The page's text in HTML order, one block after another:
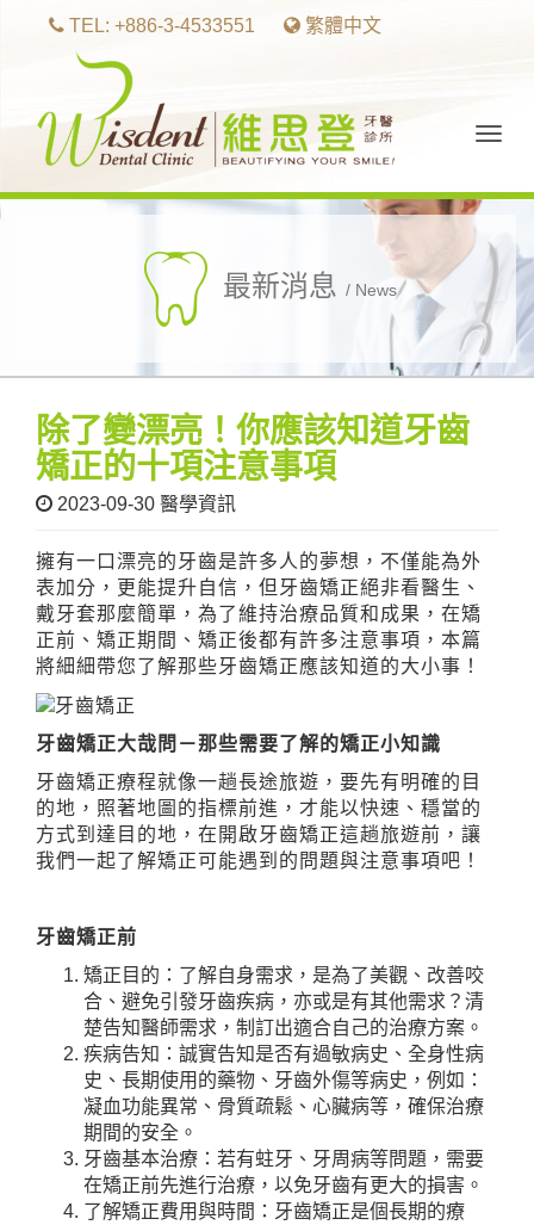
TEL: +886-3-4533551 繁體中文
最新消息 / News
除了變漂亮！你應該知道牙齒
矯正的十項注意事項
2023-09-30 醫學資訊
擁有一口漂亮的牙齒是許多人的夢想，不僅能為外
表加分，更能提升自信，但牙齒矯正絕非看醫生、
戴牙套那麼簡單，為了維持治療品質和成果，在矯
正前、矯正期間、矯正後都有許多注意事項，本篇
將細細帶您了解那些牙齒矯正應該知道的大小事！
牙齒矯正大哉問－那些需要了解的矯正小知識
牙齒矯正療程就像一趟長途旅遊，要先有明確的目
的地，照著地圖的指標前進，才能以快速、穩當的
方式到達目的地，在開啟牙齒矯正這趟旅遊前，讓
我們一起了解矯正可能遇到的問題與注意事項吧！
牙齒矯正前
矯正目的：了解自身需求，是為了美觀、改善咬
合、避免引發牙齒疾病，亦或是有其他需求？清
楚告知醫師需求，制訂出適合自己的治療方案。
疾病告知：誠實告知是否有過敏病史、全身性病
史、長期使用的藥物、牙齒外傷等病史，例如：
凝血功能異常、骨質疏鬆、心臟病等，確保治療
期間的安全。
牙齒基本治療：若有蛀牙、牙周病等問題，需要
在矯正前先進行治療，以免牙齒有更大的損害。
了解矯正費用與時間：牙齒矯正是個長期的療